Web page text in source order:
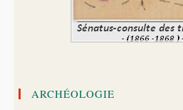
ARCHÉOLOGIE